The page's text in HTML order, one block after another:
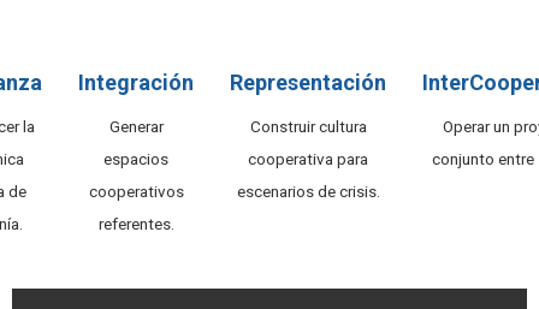
la
de
Integración
Generar
espacios
cooperativos
referentes.
Representación
Construir cultura
cooperativa para
escenarios de crisis.
Operar un
conjunto entre